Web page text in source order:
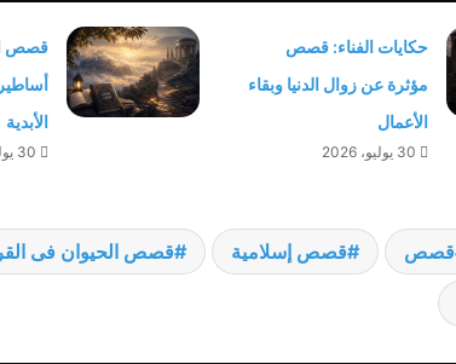
حكايات الفناء: قصص
مؤثرة عن زوال الدنيا وبقاء
الأعمال
30 يوليو، 2026
قصص
الأبدية
30 يوليو، 2026
قصص قصص إسلامية قصص الحيوان فى